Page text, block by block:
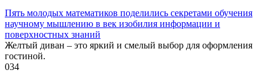
Пять молодых математиков поделились секретами обучения
научному мышлению в век изобилия информации и
поверхностных знаний
Желтый диван – это яркий и смелый выбор для оформления
гостиной.
034